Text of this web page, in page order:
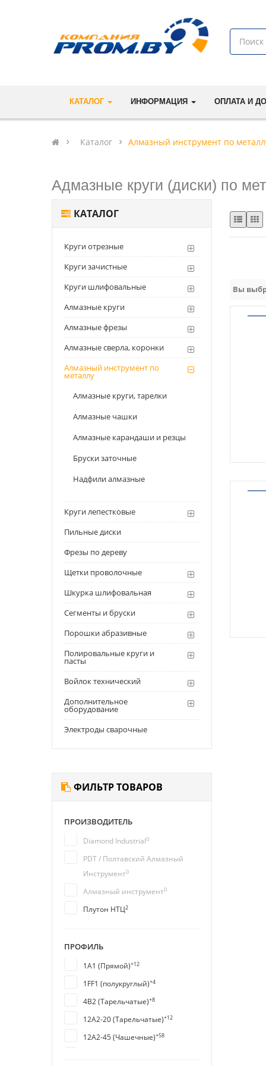
КАТАЛОГ ИНФОРМАЦИЯ ОПЛАТА И
Каталог Алмазный инструмент по
Адмазные круги (диски) по
КАТАЛОГ
Круги отрезные
Круги зачистные
Круги шлифовальные
Алмазные круги
Алмазные фрезы
Алмазные сверла, коронки
Алмазный инструмент по
металлу
Алмазные круги, тарелки
Алмазные чашки
Алмазные карандаши и резцы
Бруски заточные
Надфили алмазные
Круги лепестковые
Пильные диски
Фрезы по дереву
Щетки проволочные
Шкурка шлифовальная
Сегменты и бруски
Порошки абразивные
Полировальные круги и
пасты
Войлок технический
Дополнительное
оборудование
Электроды сварочные
ФИЛЬТР ТОВАРОВ
ПРОИЗВОДИТЕЛЬ
Diamond Industrial0
PDT / Полтавский Алмазный
Инструмент0
Алмазный инструмент0
Плутон НТЦ2
ПРОФИЛЬ
1A1 (Прямой)+12
1FF1 (полукруглый)+4
4B2 (Тарельчатые)+8
12A2-20 (Тарельчатые)+12
12A2-45 (Чашечные)+58
Вы